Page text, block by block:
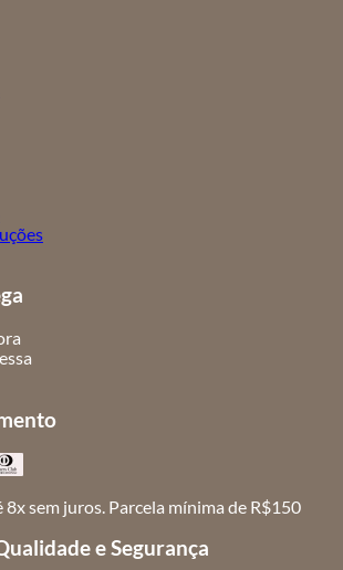
sem juros. Parcela mínima de R$150
e Segurança